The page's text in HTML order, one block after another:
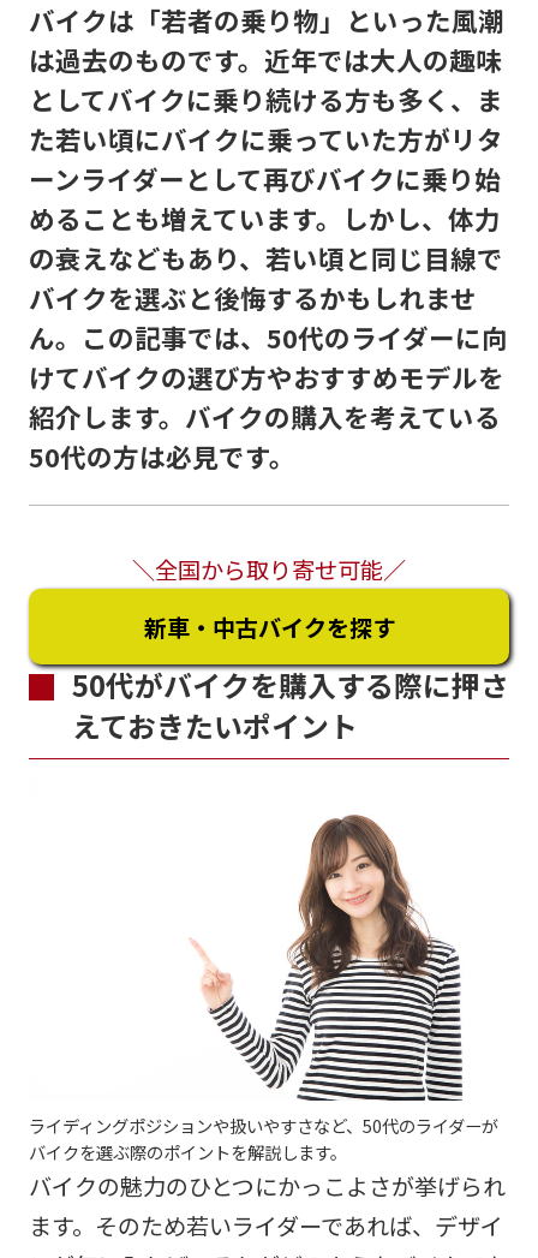
バイクは「若者の乗り物」といった風潮
は過去のものです。近年では大人の趣味
としてバイクに乗り続ける方も多く、ま
た若い頃にバイクに乗っていた方がリタ
ーンライダーとして再びバイクに乗り始
めることも増えています。しかし、体力
の衰えなどもあり、若い頃と同じ目線で
バイクを選ぶと後悔するかもしれませ
ん。この記事では、50代のライダーに向
けてバイクの選び方やおすすめモデルを
紹介します。バイクの購入を考えている
50代の方は必見です。
＼全国から取り寄せ可能／
新車・中古バイクを探す
50代がバイクを購入する際に押さ
えておきたいポイント
ライディングポジションや扱いやすさなど、50代のライダーが
バイクを選ぶ際のポイントを解説します。
バイクの魅力のひとつにかっこよさが挙げられ
ます。そのため若いライダーであれば、デザイ